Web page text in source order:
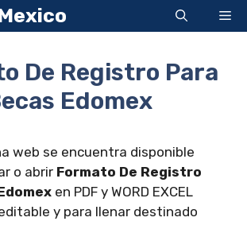
De Registro Para
Edomex
web se encuentra disponible
o abrir Formato De Registro
en PDF y WORD EXCEL
y para llenar destinado